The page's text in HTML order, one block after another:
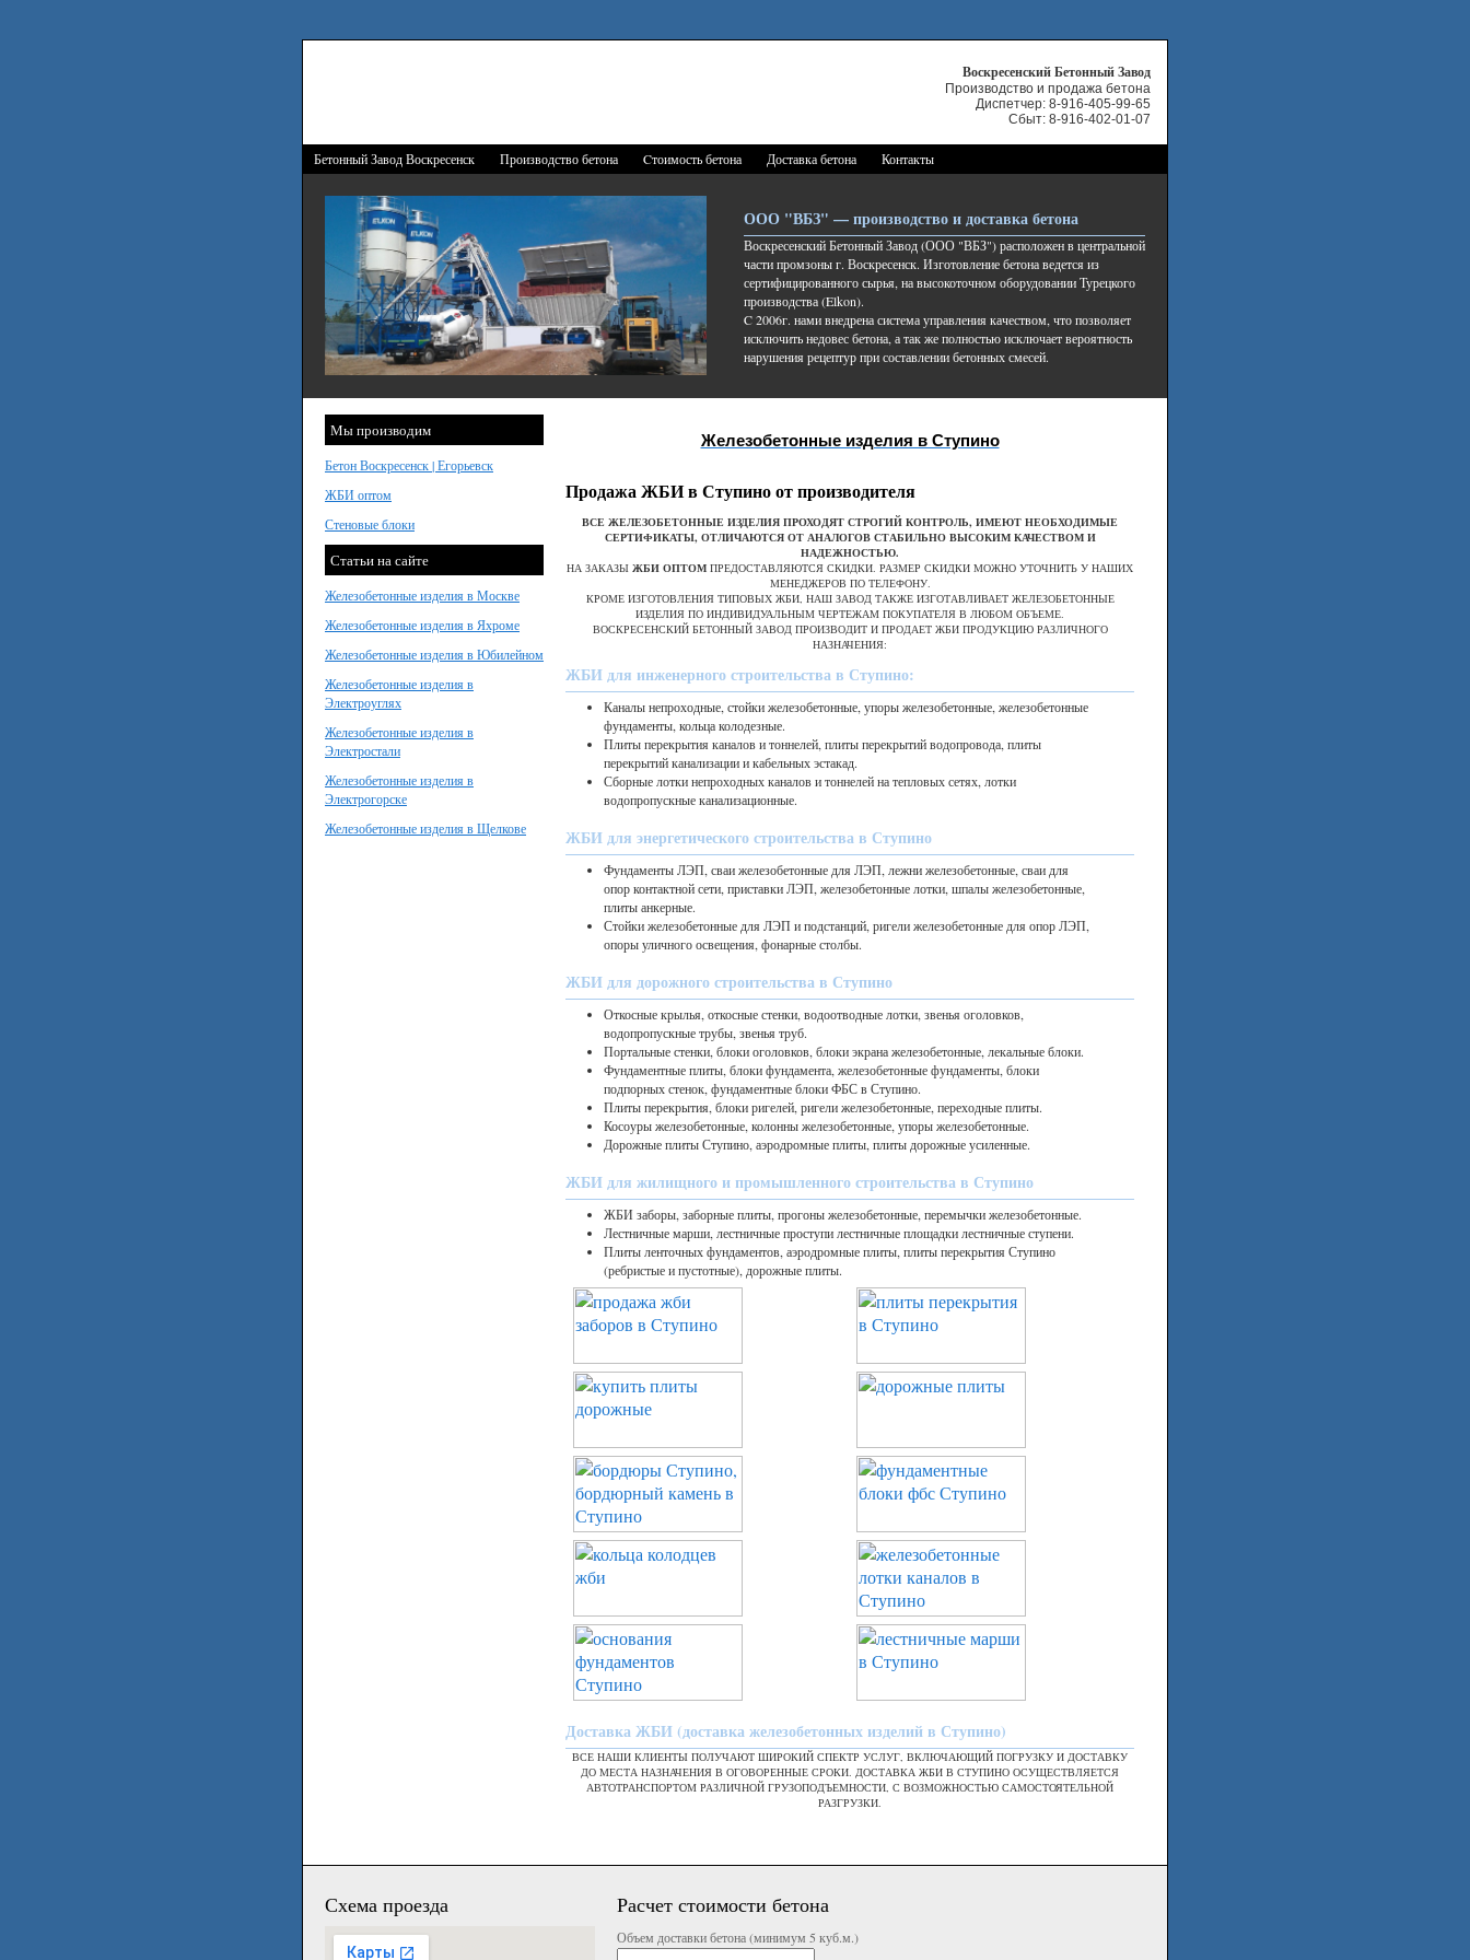
Воскресенский Бетонный Завод
Производство и продажа бетона
Диспетчер: 8-916-405-99-65
Сбыт: 8-916-402-01-07
Бетонный Завод Воскресенск Производство бетона Cтоимость бетона Доставка бетона Контакты
ООО "ВБЗ" — производство и доставка бетона
Воскресенский Бетонный Завод (ООО "ВБЗ") расположен в центральной
части промзоны г. Воскресенск. Изготовление бетона ведется из
сертифицированного сырья, на высокоточном оборудовании Турецкого
производства (Elkon).
C 2006г. нами внедрена система управления качеством, что позволяет
исключить недовес бетона, а так же полностью исключает вероятность
нарушения рецептур при составлении бетонных смесей.
Мы производим
Бетон Воскресенск | Егорьевск
ЖБИ оптом
Стеновые блоки
Статьи на сайте
Железобетонные изделия в Москве
Железобетонные изделия в Яхроме
Железобетонные изделия в Юбилейном
Железобетонные изделия в
Электроуглях
Железобетонные изделия в
Электростали
Железобетонные изделия в
Электрогорске
Железобетонные изделия в Щелкове
Железобетонные изделия в Ступино
Продажа ЖБИ в Ступино от производителя
ВСЕ ЖЕЛЕЗОБЕТОННЫЕ ИЗДЕЛИЯ ПРОХОДЯТ СТРОГИЙ КОНТРОЛЬ, ИМЕЮТ НЕОБХОДИМЫЕ
СЕРТИФИКАТЫ, ОТЛИЧАЮТСЯ ОТ АНАЛОГОВ СТАБИЛЬНО ВЫСОКИМ КАЧЕСТВОМ И
НАДЕЖНОСТЬЮ.
НА ЗАКАЗЫ ЖБИ ОПТОМ ПРЕДОСТАВЛЯЮТСЯ СКИДКИ. РАЗМЕР СКИДКИ МОЖНО УТОЧНИТЬ У НАШИХ
МЕНЕДЖЕРОВ ПО ТЕЛЕФОНУ.
КРОМЕ ИЗГОТОВЛЕНИЯ ТИПОВЫХ ЖБИ, НАШ ЗАВОД ТАКЖЕ ИЗГОТАВЛИВАЕТ ЖЕЛЕЗОБЕТОННЫЕ
ИЗДЕЛИЯ ПО ИНДИВИДУАЛЬНЫМ ЧЕРТЕЖАМ ПОКУПАТЕЛЯ В ЛЮБОМ ОБЪЕМЕ.
ВОСКРЕСЕНСКИЙ БЕТОННЫЙ ЗАВОД ПРОИЗВОДИТ И ПРОДАЕТ ЖБИ ПРОДУКЦИЮ РАЗЛИЧНОГО
НАЗНАЧЕНИЯ:
ЖБИ для инженерного строительства в Ступино:
Каналы непроходные, стойки железобетонные, упоры железобетонные, железобетонные
фундаменты, кольца колодезные.
Плиты перекрытия каналов и тоннелей, плиты перекрытий водопровода, плиты
перекрытий канализации и кабельных эстакад.
Сборные лотки непроходных каналов и тоннелей на тепловых сетях, лотки
водопропускные канализационные.
ЖБИ для энергетического строительства в Ступино
Фундаменты ЛЭП, сваи железобетонные для ЛЭП, лежни железобетонные, сваи для
опор контактной сети, приставки ЛЭП, железобетонные лотки, шпалы железобетонные,
плиты анкерные.
Стойки железобетонные для ЛЭП и подстанций, ригели железобетонные для опор ЛЭП,
опоры уличного освещения, фонарные столбы.
ЖБИ для дорожного строительства в Ступино
Откосные крылья, откосные стенки, водоотводные лотки, звенья оголовков,
водопропускные трубы, звенья труб.
Портальные стенки, блоки оголовков, блоки экрана железобетонные, лекальные блоки.
Фундаментные плиты, блоки фундамента, железобетонные фундаменты, блоки
подпорных стенок, фундаментные блоки ФБС в Ступино.
Плиты перекрытия, блоки ригелей, ригели железобетонные, переходные плиты.
Косоуры железобетонные, колонны железобетонные, упоры железобетонные.
Дорожные плиты Ступино, аэродромные плиты, плиты дорожные усиленные.
ЖБИ для жилищного и промышленного строительства в Ступино
ЖБИ заборы, заборные плиты, прогоны железобетонные, перемычки железобетонные.
Лестничные марши, лестничные проступи лестничные площадки лестничные ступени.
Плиты ленточных фундаментов, аэродромные плиты, плиты перекрытия Ступино
(ребристые и пустотные), дорожные плиты.
Доставка ЖБИ (доставка железобетонных изделий в Ступино)
ВСЕ НАШИ КЛИЕНТЫ ПОЛУЧАЮТ ШИРОКИЙ СПЕКТР УСЛУГ, ВКЛЮЧАЮЩИЙ ПОГРУЗКУ И ДОСТАВКУ
ДО МЕСТА НАЗНАЧЕНИЯ В ОГОВОРЕННЫЕ СРОКИ. ДОСТАВКА ЖБИ В СТУПИНО ОСУЩЕСТВЛЯЕТСЯ
АВТОТРАНСПОРТОМ РАЗЛИЧНОЙ ГРУЗОПОДЪЕМНОСТИ, С ВОЗМОЖНОСТЬЮ САМОСТОЯТЕЛЬНОЙ
РАЗГРУЗКИ.
Схема проезда Расчет стоимости бетона
Объем доставки бетона (минимум 5 куб.м.)